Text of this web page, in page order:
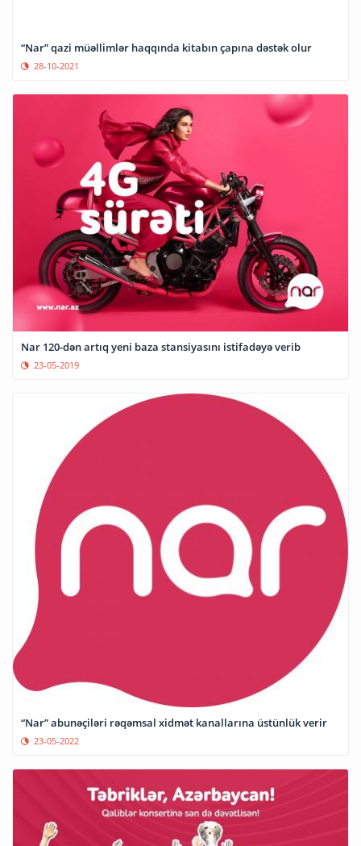
“Nar” qazi müəllimlər haqqında kitabın çapına dəstək olur
28-10-2021
Nar 120-dən artıq yeni baza stansiyasını istifadəyə verib
23-05-2019
23-05-2022